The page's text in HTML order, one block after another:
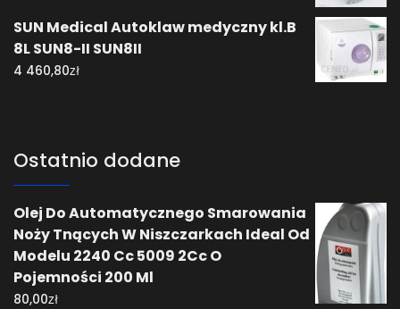
SUN Medical Autoklaw medyczny kl.B
8L SUN8-II SUN8II
4 460,80zł
Ostatnio dodane
Olej Do Automatycznego Smarowania
Noży Tnących W Niszczarkach Ideal Od
Modelu 2240 Cc 5009 2Cc O
Pojemności 200 Ml
80,00zł